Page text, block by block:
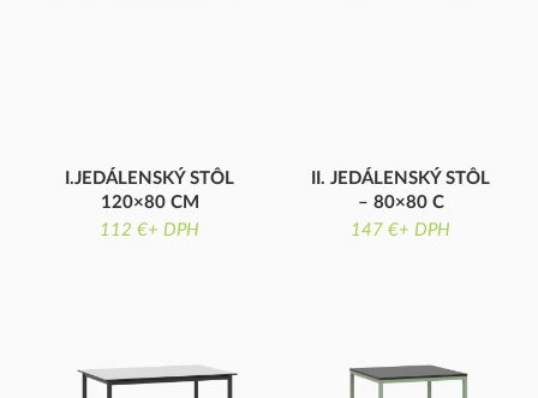
I.JEDÁLENSKÝ STÔL
120×80 CM
LAMINÁTOVÁ DOSKA
112 €+ DPH
II. JEDÁLENSKÝ STÔL
– 80×80 C
KOMPAKTNÁ DOSKA
147 €+ DPH